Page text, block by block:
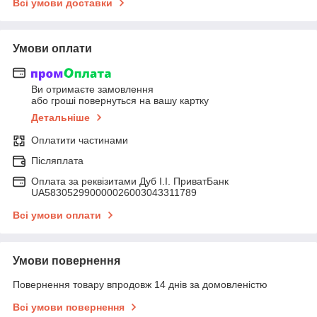
Всі умови доставки
Умови оплати
Ви отримаєте замовлення
або гроші повернуться на вашу картку
Детальніше
Оплатити частинами
Післяплата
Оплата за реквізитами Дуб І.І. ПриватБанк
UA583052990000026003043311789
Всі умови оплати
Умови повернення
Повернення товару впродовж 14 днів за домовленістю
Всі умови повернення